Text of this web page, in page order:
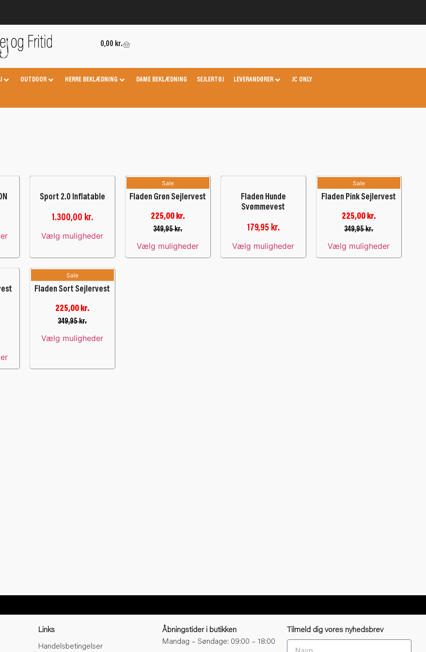
0,00 kr.
OUTDOOR HERRE BEKLÆDNING DAME BEKLÆDNING SEJLERTØJ LEVERANDØRER JC ONLY
Sport 2.0 Inflatable
1.300,00 kr.
Vælg muligheder
Sale
Fladen Grøn Sejlervest
349,95kr.
225,00 kr.
Vælg muligheder
Fladen Hunde
Svømmevest
179,95 kr.
Vælg muligheder
Sale
Fladen Pink Sejlervest
349,95kr.
225,00 kr.
Vælg muligheder
Sale
Fladen Sort Sejlervest
349,95kr.
225,00 kr.
Vælg muligheder
Links
Handelsbetingelser
Åbningstider i butikken
Mandag – Søndage: 09:00 – 18:00
Tilmeld dig vores nyhedsbrev